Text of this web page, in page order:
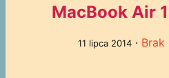
MacBook Air
11 lipca 2014 · Brak